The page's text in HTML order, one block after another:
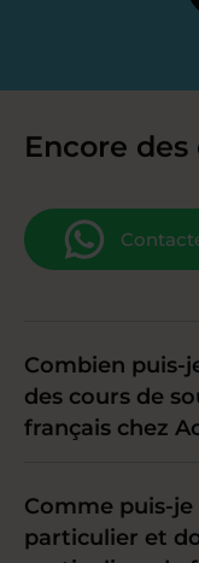
Encore
Combien puis-
des cours de
français chez
Comme puis-
particulier et